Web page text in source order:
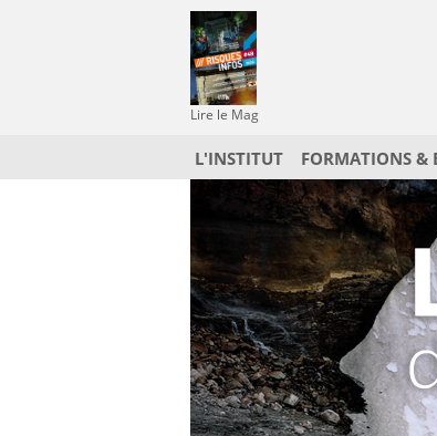
Lire le Mag
L'INSTITUT FORMATIONS &